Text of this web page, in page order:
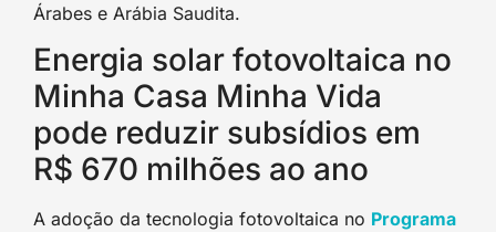
Árabes e Arábia Saudita.
Energia solar fotovoltaica no
Minha Casa Minha Vida
pode reduzir subsídios em
R$ 670 milhões ao ano
A adoção da tecnologia fotovoltaica no Programa